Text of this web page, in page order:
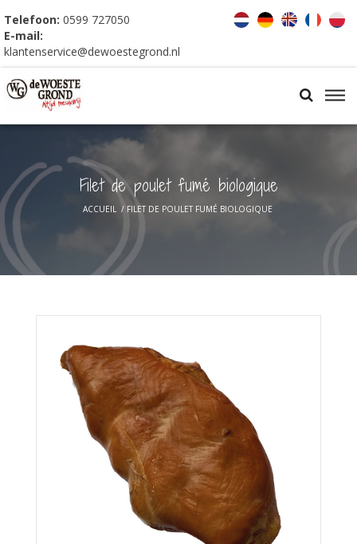
Telefoon: 0599 727050
E-mail:
klantenservice@dewoestegrond.nl
Filet de poulet fumé biologique
ACCUEIL / FILET DE POULET FUMÉ BIOLOGIQUE